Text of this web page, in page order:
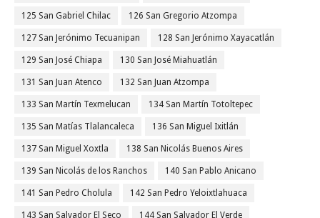
125 San Gabriel Chilac 126 San Gregorio Atzompa
127 San Jerónimo Tecuanipan 128 San Jerónimo Xayacatlán
129 San José Chiapa 130 San José Miahuatlán
131 San Juan Atenco 132 San Juan Atzompa
133 San Martín Texmelucan 134 San Martín Totoltepec
135 San Matías Tlalancaleca 136 San Miguel Ixitlán
137 San Miguel Xoxtla 138 San Nicolás Buenos Aires
139 San Nicolás de los Ranchos 140 San Pablo Anicano
141 San Pedro Cholula 142 San Pedro Yeloixtlahuaca
143 San Salvador El Seco 144 San Salvador El Verde